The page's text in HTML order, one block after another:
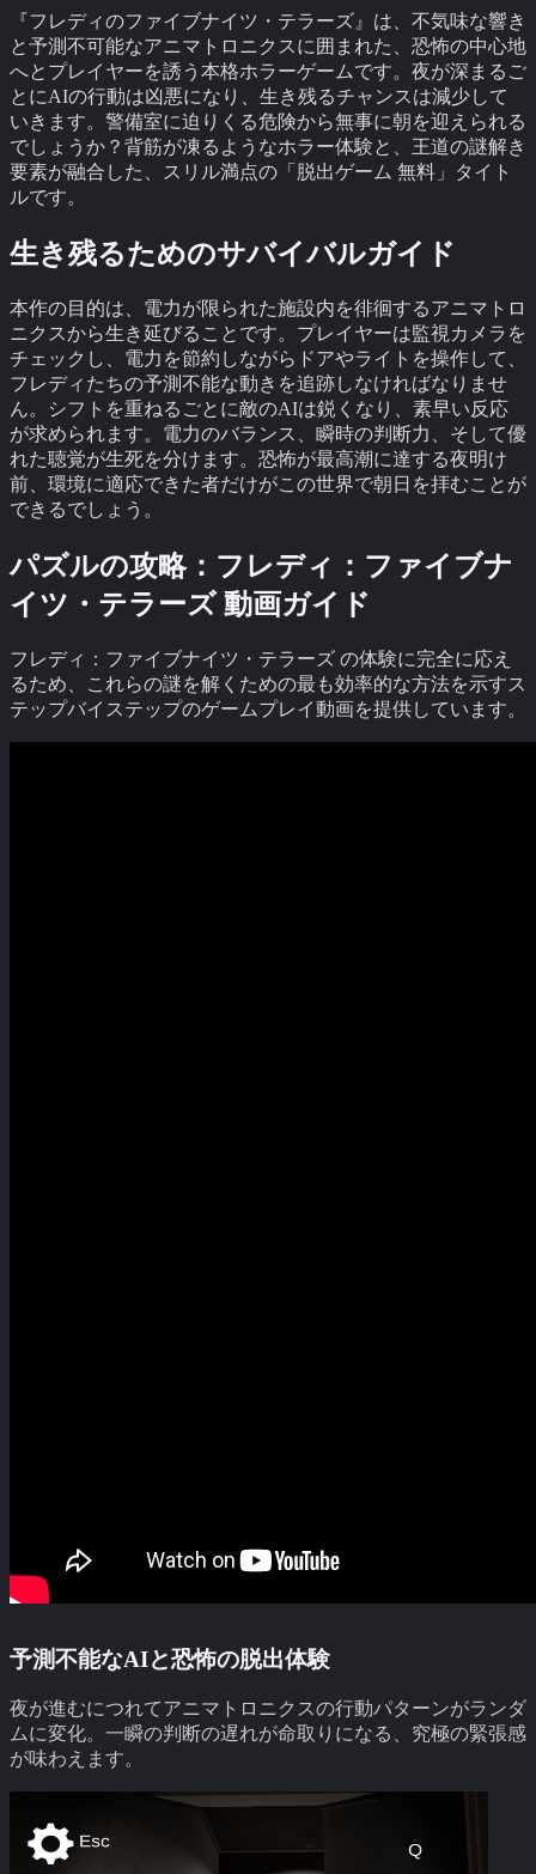
『フレディのファイブナイツ・テラーズ』は、不気味な響き
と予測不可能なアニマトロニクスに囲まれた、恐怖の中心地
へとプレイヤーを誘う本格ホラーゲームです。夜が深まるご
とにAIの行動は凶悪になり、生き残るチャンスは減少して
いきます。警備室に迫りくる危険から無事に朝を迎えられる
でしょうか？背筋が凍るようなホラー体験と、王道の謎解き
要素が融合した、スリル満点の「脱出ゲーム 無料」タイト
ルです。
生き残るためのサバイバルガイド
本作の目的は、電力が限られた施設内を徘徊するアニマトロ
ニクスから生き延びることです。プレイヤーは監視カメラを
チェックし、電力を節約しながらドアやライトを操作して、
フレディたちの予測不能な動きを追跡しなければなりませ
ん。シフトを重ねるごとに敵のAIは鋭くなり、素早い反応
が求められます。電力のバランス、瞬時の判断力、そして優
れた聴覚が生死を分けます。恐怖が最高潮に達する夜明け
前、環境に適応できた者だけがこの世界で朝日を拝むことが
できるでしょう。
パズルの攻略： フレディ：ファイブナ
イツ・テラーズ動画ガイド
フレディ：ファイブナイツ・テラーズ の体験に完全に応え
るため、これらの謎を解くための最も効率的な方法を示すス
テップバイステップのゲームプレイ動画を提供しています。
予測不能なAIと恐怖の脱出体験
夜が進むにつれてアニマトロニクスの行動パターンがランダ
ムに変化。一瞬の判断の遅れが命取りになる、究極の緊張感
が味わえます。